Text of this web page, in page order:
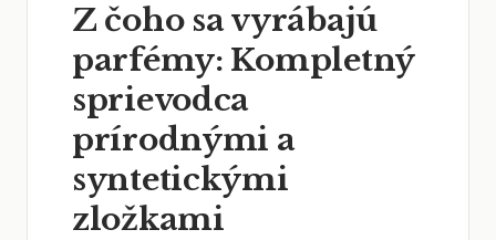
Z čoho sa vyrábajú
parfémy: Kompletný
sprievodca
prírodnými a
syntetickými
zložkami